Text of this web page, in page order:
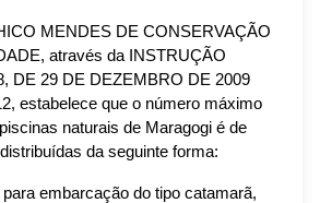
MENDES DE CONSERVAÇÃO
através da INSTRUÇÃO
DE 29 DE DEZEMBRO DE 2009
estabelece que o número máximo
naturais de Maragogi é de
da seguinte forma:
para embarcação do tipo catamarã,